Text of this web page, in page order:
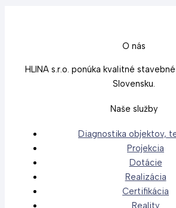
O nás
HLINA s.r.o. ponúka kvalitné
Slovensku.
Naše služby
Diagnostika objektov,
Projekcia
Dotácie
Realizácia
Certifikácia
Reality